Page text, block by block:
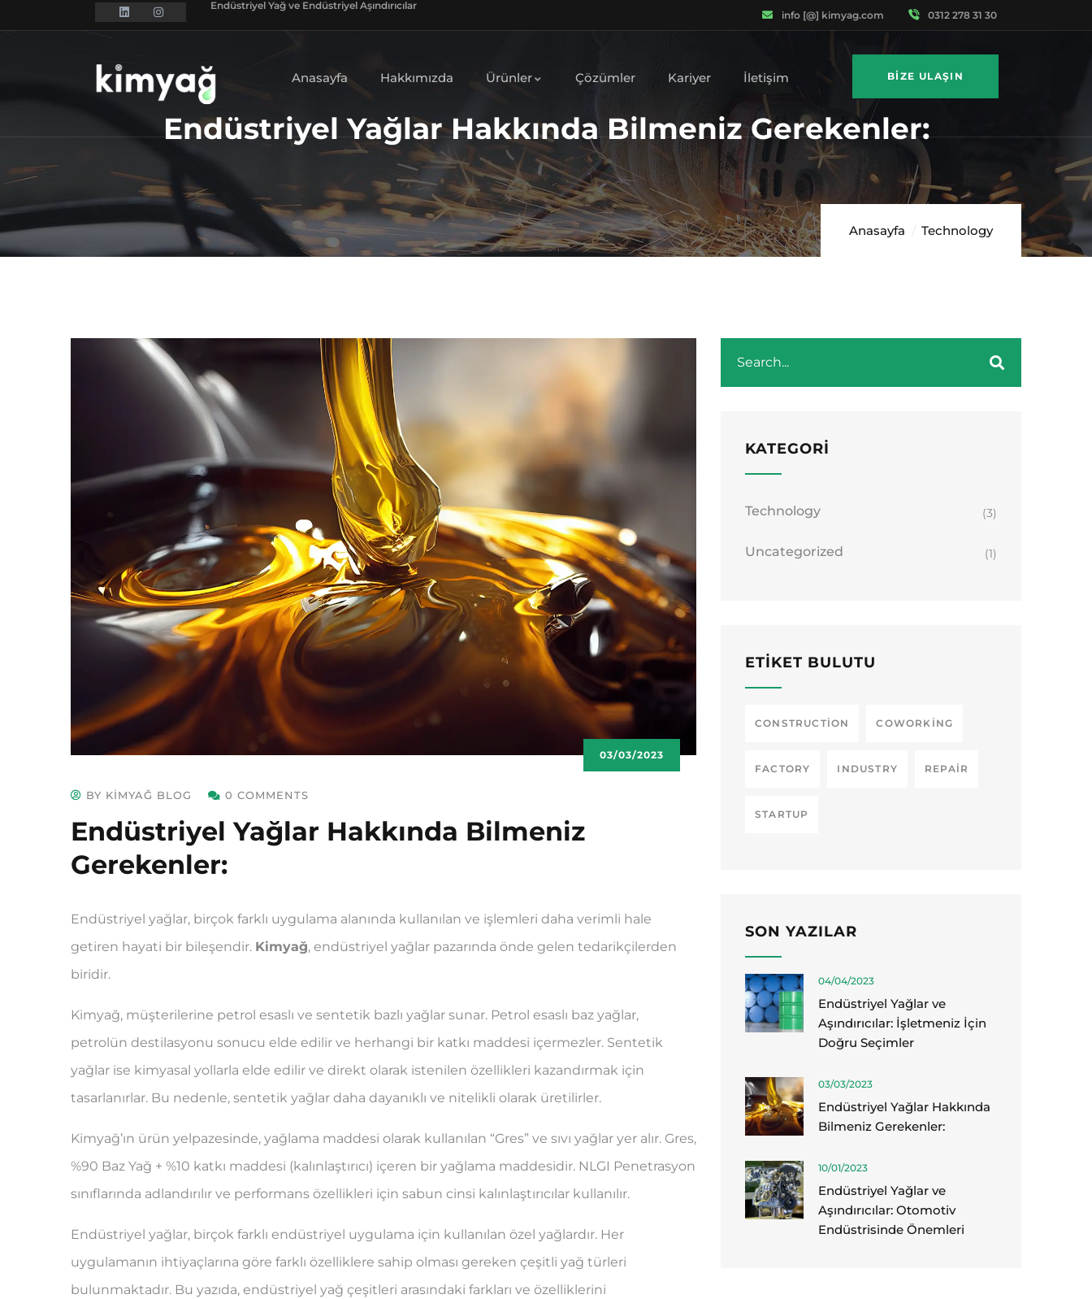
Endüstriyel Yağ ve Endüstriyel Aşındırıcılar
info [@] kimyag.com 0312 278 31 30
Anasayfa Hakkımızda Ürünler Çözümler Kariyer İletişim BIZE ULAŞIN
Endüstriyel Yağlar Hakkında Bilmeniz Gerekenler:
Anasayfa Technology
03/03/2023
BY KIMYAĞ BLOG 0 COMMENTS
Endüstriyel Yağlar Hakkında Bilmeniz
Gerekenler:
Endüstriyel yağlar, birçok farklı uygulama alanında kullanılan ve işlemleri daha verimli hale
getiren hayati bir bileşendir. Kimyağ, endüstriyel yağlar pazarında önde gelen tedarikçilerden
biridir.
Kimyağ, müşterilerine petrol esaslı ve sentetik bazlı yağlar sunar. Petrol esaslı baz yağlar,
petrolün destilasyonu sonucu elde edilir ve herhangi bir katkı maddesi içermezler. Sentetik
yağlar ise kimyasal yollarla elde edilir ve direkt olarak istenilen özellikleri kazandırmak için
tasarlanırlar. Bu nedenle, sentetik yağlar daha dayanıklı ve nitelikli olarak üretilirler.
Kimyağ’ın ürün yelpazesinde, yağlama maddesi olarak kullanılan “Gres” ve sıvı yağlar yer alır. Gres,
%90 Baz Yağ + %10 katkı maddesi (kalınlaştırıcı) içeren bir yağlama maddesidir. NLGI Penetrasyon
sınıflarında adlandırılır ve performans özellikleri için sabun cinsi kalınlaştırıcılar kullanılır.
Endüstriyel yağlar, birçok farklı endüstriyel uygulama için kullanılan özel yağlardır. Her
uygulamanın ihtiyaçlarına göre farklı özelliklere sahip olması gereken çeşitli yağ türleri
bulunmaktadır. Bu yazıda, endüstriyel yağ çeşitleri arasındaki farkları ve özelliklerini
KATEGORI
Technology (3)
Uncategorized (1)
ETIKET BULUTU
CONSTRUCTION COWORKING
FACTORY INDUSTRY REPAIR
STARTUP
SON YAZILAR
04/04/2023
Endüstriyel Yağlar ve
Aşındırıcılar: İşletmeniz İçin
Doğru Seçimler
03/03/2023
Endüstriyel Yağlar Hakkında
Bilmeniz Gerekenler:
10/01/2023
Endüstriyel Yağlar ve
Aşındırıcılar: Otomotiv
Endüstrisinde Önemleri